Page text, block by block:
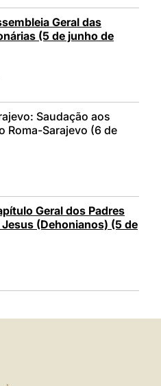
Geral das
(5 de junho de
Saudação aos
Roma-Sarajevo (6 de
Geral dos Padres
(Dehonianos) (5 de